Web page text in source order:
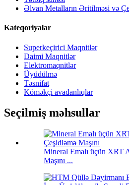
Əlvan Metalların Əritilməsi və
Kateqoriyalar
Superkeçirici Maqnitlər
Daimi Maqnitlər
Elektromaqnitlər
Üyüdülmə
Təsnifat
Köməkçi avadanlıqlar
Seçilmiş məhsullar
Mineral Emalı üçün XRT
Maşını ...